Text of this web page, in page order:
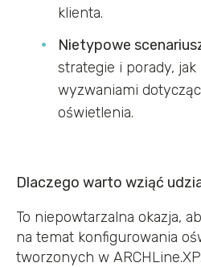
klienta.
Nietypowe
strategie i porady,
wyzwaniami
oświetlenia.
Dlaczego warto wziąć
To niepowtarzalna okazja,
na temat konfigurowania
tworzonych w